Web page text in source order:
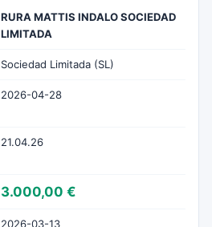
RURA MATTIS INDALO SOCIEDAD
LIMITADA
Sociedad Limitada (SL)
2026-04-28
21.04.26
3.000,00 €
2026-03-13